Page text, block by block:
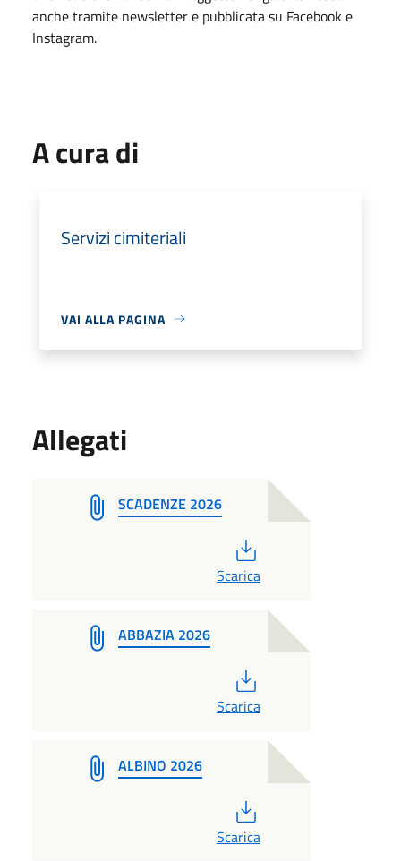
anche tramite newsletter e pubblicata su Facebook e
Instagram.
A cura di
Servizi cimiteriali
VAI ALLA PAGINA
Allegati
SCADENZE 2026
Scarica
ABBAZIA 2026
Scarica
ALBINO 2026
Scarica